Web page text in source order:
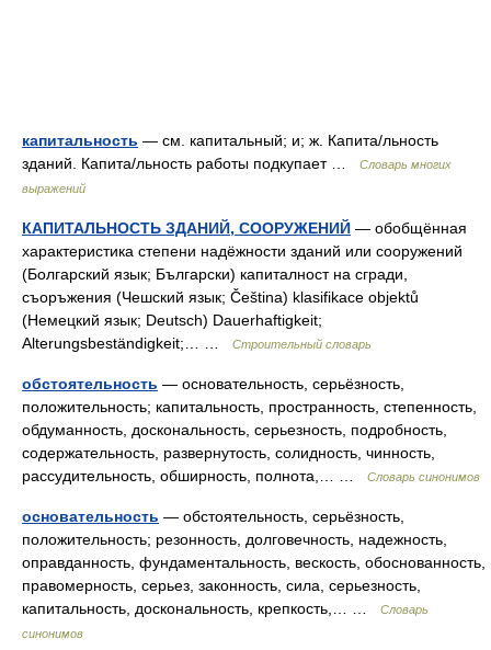
капитальность — см. капитальный; и; ж. Капита/льность
зданий. Капита/льность работы подкупает …
Словарь многих
выражений
КАПИТАЛЬНОСТЬ ЗДАНИЙ, СООРУЖЕНИЙ — обобщённая
характеристика степени надёжности зданий или сооружений
(Болгарский язык; Български) капиталност на сгради,
съоръжения (Чешский язык; Čeština) klasifikace objektů
(Немецкий язык; Deutsch) Dauerhaftigkeit;
Alterungsbeständigkeit;… …
Строительный словарь
обстоятельность — основательность, серьёзность,
положительность; капитальность, пространность, степенность,
обдуманность, доскональность, серьезность, подробность,
содержательность, развернутость, солидность, чинность,
рассудительность, обширность, полнота,… …
Словарь синонимов
основательность — обстоятельность, серьёзность,
положительность; резонность, долговечность, надежность,
оправданность, фундаментальность, вескость, обоснованность,
правомерность, серьез, законность, сила, серьезность,
капитальность, доскональность, крепкость,… …
Словарь
синонимов